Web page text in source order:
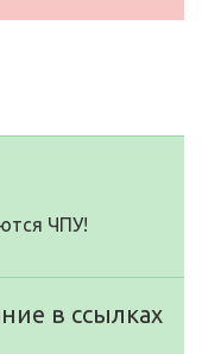
ЧПУ!
в ссылках